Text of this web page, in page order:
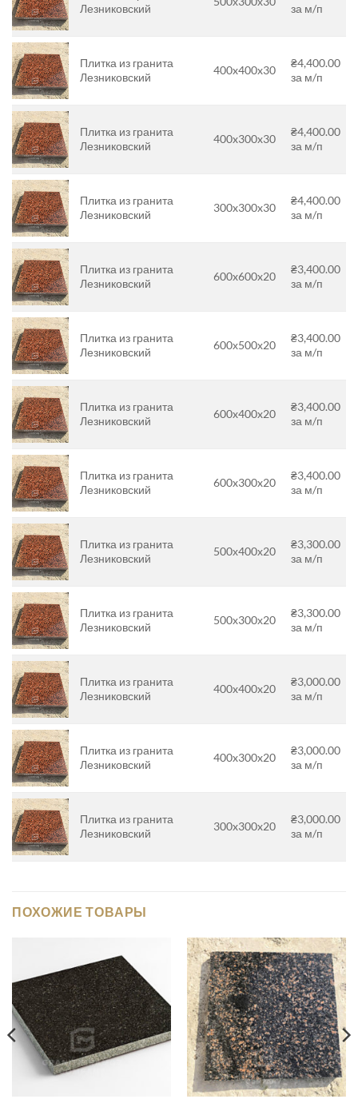
Лезниковский
за м/п
Плитка из гранита
Лезниковский
400x400x30
₴4,400.00
за м/п
Плитка из гранита
Лезниковский
400x300x30
₴4,400.00
за м/п
Плитка из гранита
Лезниковский
300x300x30
₴4,400.00
за м/п
Плитка из гранита
Лезниковский
600x600x20
₴3,400.00
за м/п
Плитка из гранита
Лезниковский
600х500х20
₴3,400.00
за м/п
Плитка из гранита
Лезниковский
600x400x20
₴3,400.00
за м/п
Плитка из гранита
Лезниковский
600x300x20
₴3,400.00
за м/п
Плитка из гранита
Лезниковский
500х400х20
₴3,300.00
за м/п
Плитка из гранита
Лезниковский
500х300х20
₴3,300.00
за м/п
Плитка из гранита
Лезниковский
400x400x20
₴3,000.00
за м/п
Плитка из гранита
Лезниковский
400x300x20
₴3,000.00
за м/п
Плитка из гранита
Лезниковский
300x300x20
₴3,000.00
за м/п
ПОХОЖИЕ ТОВАРЫ